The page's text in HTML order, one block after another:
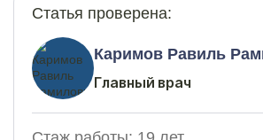
Статья проверена:
Каримов Равиль
Главный врач